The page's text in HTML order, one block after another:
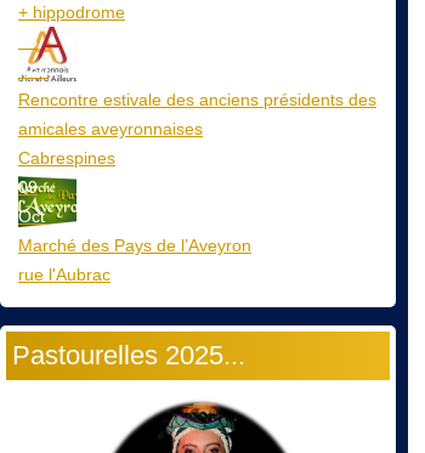
+ hippodrome
25
Aoû
Rencontre estivale des anciens présidents des
amicales aveyronnaises
Cabrespines
09
Oct
Marché des Pays de l’Aveyron
rue l'Aubrac
Pastourelles 2025...